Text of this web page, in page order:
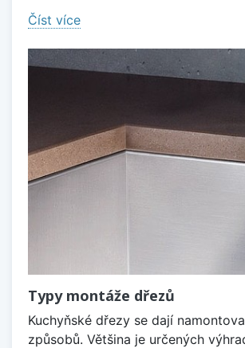
Číst více
Typy montáže dřezů
Kuchyňské dřezy se dají
způsobů. Většina je určených